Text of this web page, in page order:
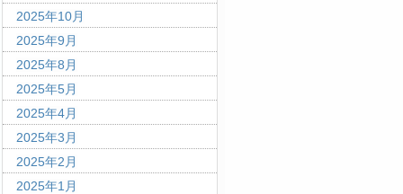
2025年10月
2025年9月
2025年8月
2025年5月
2025年4月
2025年3月
2025年2月
2025年1月